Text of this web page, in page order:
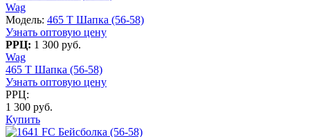
Wag
Модель: 465 T Шапка (56-58)
Узнать оптовую цену
РРЦ: 1 300 руб.
Wag
465 T Шапка (56-58)
Узнать оптовую цену
РРЦ:
1 300 руб.
Купить